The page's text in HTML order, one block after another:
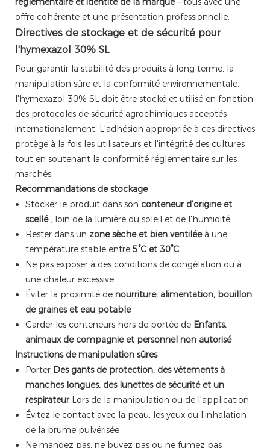
offre cohérente et une présentation professionnelle.
Directives de stockage et de sécurité pour
l'hymexazol 30% SL
Pour garantir la stabilité des produits à long terme, la
manipulation sûre et la conformité environnementale,
l'hymexazol 30% SL doit être stocké et utilisé en fonction
des protocoles de sécurité agrochimiques acceptés
internationalement. L'adhésion appropriée à ces directives
protège à la fois les utilisateurs et l'intégrité des cultures
tout en soutenant la conformité réglementaire sur les
marchés.
Recommandations de stockage
Stocker le produit dans son conteneur d'origine et
scellé , loin de la lumière du soleil et de l'humidité
Rester dans un zone sèche et bien ventilée à une
température stable entre 5°C et 30°C
Ne pas exposer à des conditions de congélation ou à
une chaleur excessive
Éviter la proximité de nourriture, alimentation, bouillon
de graines et eau potable
Garder les conteneurs hors de portée de Enfants,
animaux de compagnie et personnel non autorisé
Instructions de manipulation sûres
Porter Des gants de protection, des vêtements à
manches longues, des lunettes de sécurité et un
respirateur Lors de la manipulation ou de l'application
Évitez le contact avec la peau, les yeux ou l'inhalation
de la brume pulvérisée
Ne mangez pas, ne buvez pas ou ne fumez pas